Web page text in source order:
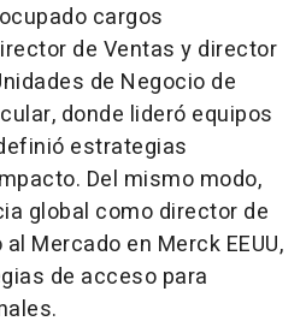
cargos
de Ventas y director
de Negocio de
donde lideró equipos
estrategias
Del mismo modo,
global como director de
Mercado en Merck EEUU,
de acceso para